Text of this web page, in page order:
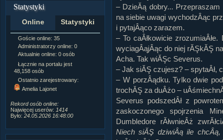
Statystyki
Online Statystyki
Goście online: 35
Administratorzy online: 0
Aktualnie online: 0 osób
Łącznie na portalu jest
48,158 osób
Ostatnio zarejestrowany:
Amelia Lajonet
Rekord osób online:
Najwięcej userów: 1414
Było: 24.05.2026 16:48:00
Napisanych artykułów:1,087
Dodanych newsów: 10,564
Zdjęć w galerii:
21,490
Tematów na forum:3,921
Postów na forum:319,637
Komentarzy do materiałów:
Rozdanych pochwał:3,327
Wlepionych ostrzeżeń:4,170
– DzieĂą dobry... Przepraszam
na siebie uwagi wychodzÂąc
i pytajÂąco zarazem.
– To caÂłkowicie
wyciagÂąjÂąc do niej rĂŞkĂŞ
Acha. Tak wiĂŞc Severus.
– Jak siĂŞ czujesz? – spytaÂł,
– W porzÂądku. Tylko dwie
trochĂŞ za duÂżo –
Severus podszedÂł z
zaskoczonego spojrzenia
Dumbledore rĂłwnieÂż
Niech siĂŞ dziwiÂą ile